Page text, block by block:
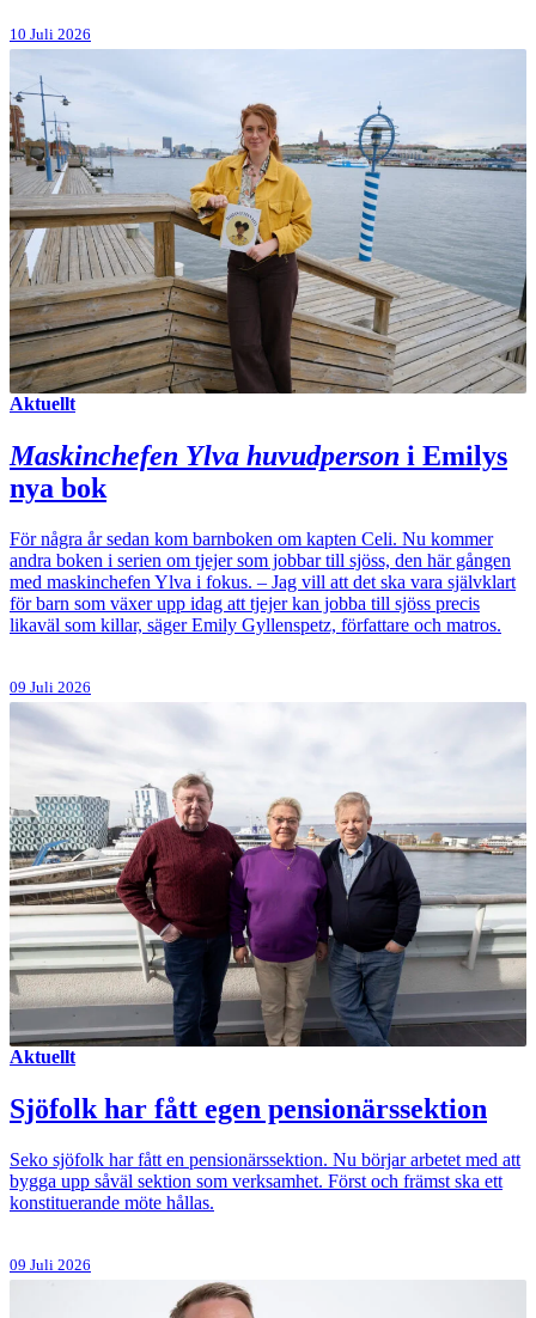
10 Juli 2026
Aktuellt
Maskinchefen Ylva huvudperson i Emilys
nya bok
För några år sedan kom barnboken om kapten Celi. Nu kommer
andra boken i serien om tjejer som jobbar till sjöss, den här gången
med maskinchefen Ylva i fokus. – Jag vill att det ska vara självklart
för barn som växer upp idag att tjejer kan jobba till sjöss precis
likaväl som killar, säger Emily Gyllenspetz, författare och matros.
09 Juli 2026
Aktuellt
Sjöfolk har fått egen pensionärssektion
Seko sjöfolk har fått en pensionärssektion. Nu börjar arbetet med att
bygga upp såväl sektion som verksamhet. Först och främst ska ett
konstituerande möte hållas.
09 Juli 2026